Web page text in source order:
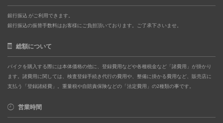
銀行振込 がご利用できます。
銀行振込の振替手数料はお客様にご負担頂いております。ご了承下さいませ。
総額について
バイクを購入する際には本体価格の他に、登録費用などや各種税金など「諸費用」が掛かり
ます。諸費用に関しては、検査登録手続き代行の費用や、整備に掛かる費用など、販売店に
支払う「登録諸経費」。重量税や自賠責保険などの「法定費用」の2種類の事です。
営業時間